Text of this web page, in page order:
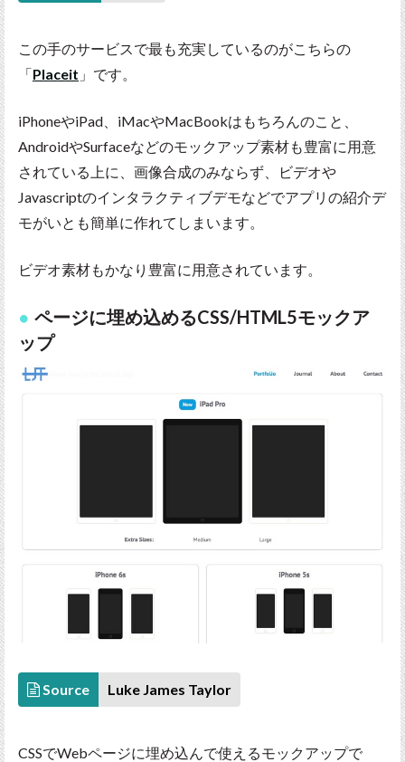
この手のサービスで最も充実しているのがこちらの
「Placeit 」です。
iPhoneやiPad、iMacやMacBookはもちろんのこと、
AndroidやSurfaceなどのモックアップ素材も豊富に用意
されている上に、画像合成のみならず、ビデオや
Javascriptのインタラクティブデモなどでアプリの紹介デ
モがいとも簡単に作れてしまいます。
ビデオ素材もかなり豊富に用意されています。
ページに埋め込めるCSS/HTML5モックア
ップ
Source Luke James Taylor
CSSでWebページに埋め込んで使えるモックアップで